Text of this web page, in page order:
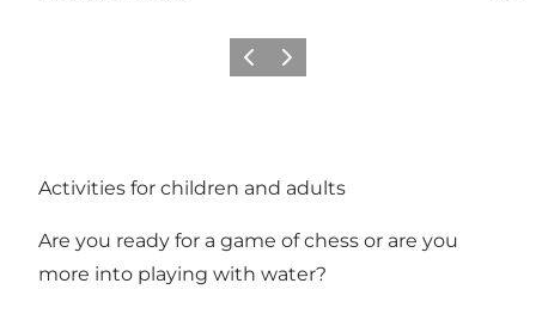
Föregående
Nästa
Activities for children and adults
Are you ready for a game of chess or are you
more into playing with water?